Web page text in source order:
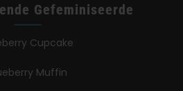
Gefeminiseerde
Cupcake
Muffin